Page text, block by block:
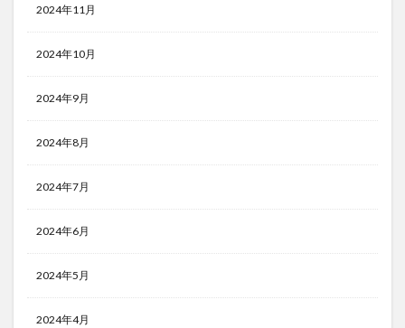
2024年11月
2024年10月
2024年9月
2024年8月
2024年7月
2024年6月
2024年5月
2024年4月